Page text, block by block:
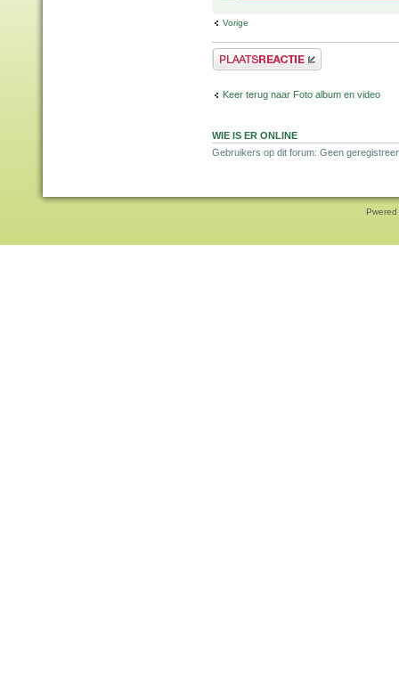
Vorige
Plaats een reactie
Keer terug naar Foto album en video
WIE IS ER ONLINE
Gebruikers op dit forum: Geen